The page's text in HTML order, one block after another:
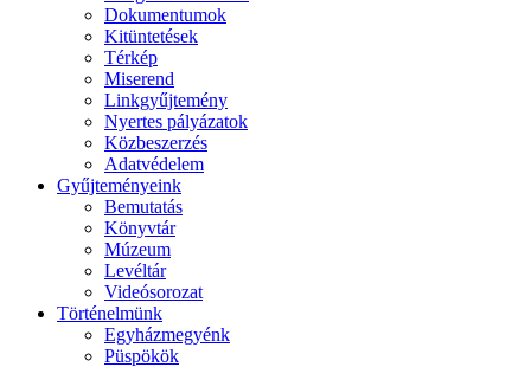
Dokumentumok
Kitüntetések
Térkép
Miserend
Linkgyűjtemény
Nyertes pályázatok
Közbeszerzés
Adatvédelem
Gyűjteményeink
Bemutatás
Könyvtár
Múzeum
Levéltár
Videósorozat
Történelmünk
Egyházmegyénk
Püspökök